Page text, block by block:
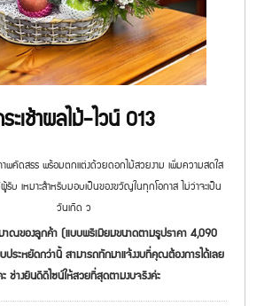
ะเช้าผลไม้-ไวน์ 013
พคัดสรร พร้อมตกแต่งด้วยดอกไม้สวยงาม เพิ่มความสดใส
รับ เหมาะสำหรับมอบเป็นของขวัญในทุกโอกาส ไม่ว่าจะเป็น
วันเกิด ว
าณของลูกค้า (แบบพรีเมียมขนาดตามรูปราคา 4,090
ประหยัดกว่านี้ สามารถทักมาแจ้งงบที่คุณต้องการได้เลย
ช่างยินดีดีไซน์ให้สวยที่สุดตามงบจริงค่ะ